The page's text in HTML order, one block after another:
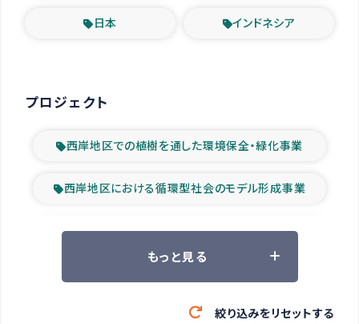
日本 インドネシア
プロジェクト
西岸地区での植樹を通した環境保全・緑化事業
西岸地区における循環型社会のモデル形成事業
ツアー参加者の声
緊急救援の時代
もっと見る
絞り込みをリセットする